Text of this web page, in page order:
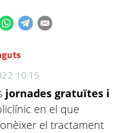
10:15
jornades gratuïtes i
en el que
el tractament